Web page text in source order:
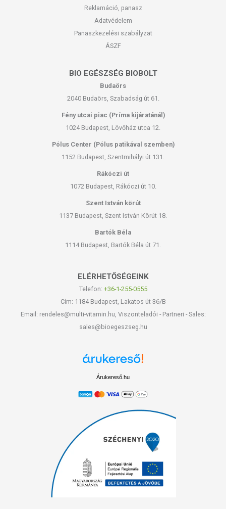
Reklamáció, panasz
Adatvédelem
Panaszkezelési szabályzat
ÁSZF
BIO EGÉSZSÉG BIOBOLT
Budaörs
2040 Budaörs, Szabadság út 61.
Fény utcai piac (Príma kijáratánál)
1024 Budapest, Lövőház utca 12.
Pólus Center (Pólus patikával szemben)
1152 Budapest, Szentmihályi út 131.
Rákóczi út
1072 Budapest, Rákóczi út 10.
Szent István körút
1137 Budapest, Szent István Körút 18.
Bartók Béla
1114 Budapest, Bartók Béla út 71.
ELÉRHETŐSÉGEINK
Telefon: +36-1-255-0555
Cím: 1184 Budapest, Lakatos út 36/B
Email: rendeles@multi-vitamin.hu, Viszonteladói - Partneri - Sales:
sales@bioegeszseg.hu
Árukereső.hu